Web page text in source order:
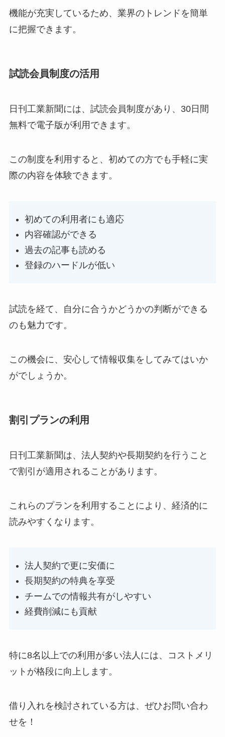
機能が充実しているため、業界のトレンドを簡単
に把握できます。
試読会員制度の活用
日刊工業新聞には、試読会員制度があり、30日間
無料で電子版が利用できます。
この制度を利用すると、初めての方でも手軽に実
際の内容を体験できます。
初めての利用者にも適応
内容確認ができる
過去の記事も読める
登録のハードルが低い
試読を経て、自分に合うかどうかの判断ができる
のも魅力です。
この機会に、安心して情報収集をしてみてはいか
がでしょうか。
割引プランの利用
日刊工業新聞は、法人契約や長期契約を行うこと
で割引が適用されることがあります。
これらのプランを利用することにより、経済的に
読みやすくなります。
法人契約で更に安価に
長期契約の特典を享受
チームでの情報共有がしやすい
経費削減にも貢献
特に8名以上での利用が多い法人には、コストメリ
ットが格段に向上します。
借り入れを検討されている方は、ぜひお問い合わ
せを！